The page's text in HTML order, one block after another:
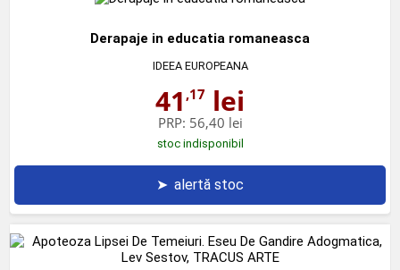
Derapaje in educatia romaneasca
IDEEA EUROPEANA
41 ,17 lei
PRP: 56,40 lei
stoc indisponibil
➤ alertă stoc